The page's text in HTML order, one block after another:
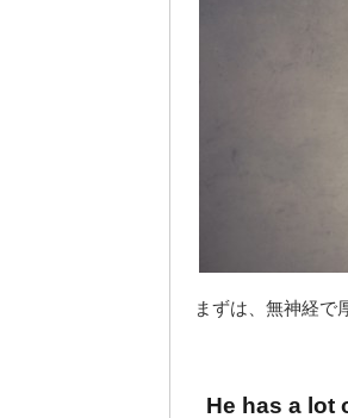
まずは、無神経で
He has a lot